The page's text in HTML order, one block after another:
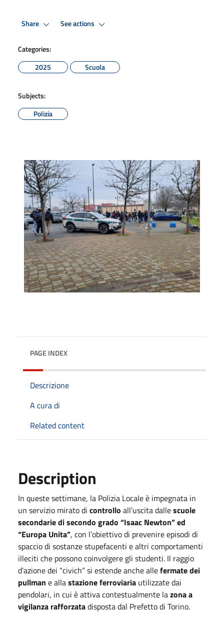
Share See actions
Categories:
2025
Scuola
Subjects:
Polizia
PAGE INDEX
Descrizione
A cura di
Related content
Description
In queste settimane, la Polizia Locale è impegnata in
un servizio mirato di controllo all’uscita dallescuole
secondarie di secondo grado “Isaac Newton” ed
“Europa Unita”, con l’obiettivo di prevenire episodi di
spaccio di sostanze stupefacenti e altri comportamenti
illeciti che possono coinvolgere gli studenti. Il raggio
d’azione dei “civich” si estende anche allefermate dei
pullman e allastazione ferroviaria utilizzate dai
pendolari, in cui è attiva contestualmente lazona a
vigilanza rafforzatadisposta dal Prefetto di Torino.